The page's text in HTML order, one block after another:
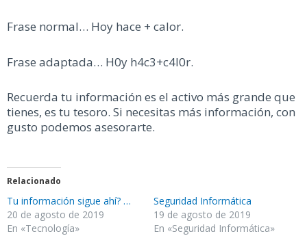
Frase normal… Hoy hace + calor.
Frase adaptada… H0y h4c3+c4l0r.
Recuerda tu información es el activo más grande que
tienes, es tu tesoro. Si necesitas más información, con
gusto podemos asesorarte.
Relacionado
Tu información sigue ahí? …
20 de agosto de 2019
En «Tecnología»
Seguridad Informática
19 de agosto de 2019
En «Seguridad Informática»